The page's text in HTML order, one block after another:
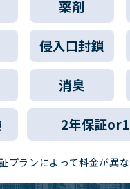
薬剤
侵入口封鎖
消臭
2年保証
プランによって料金が異